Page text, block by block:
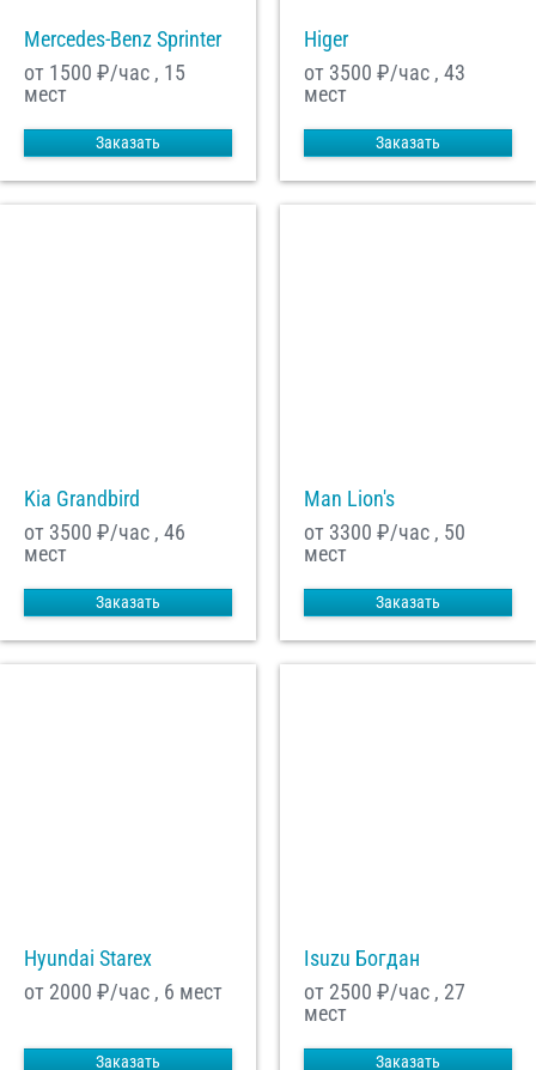
Mercedes-Benz Sprinter
от 1500 ₽/час , 15
мест
Заказать
Higer
от 3500 ₽/час , 43
мест
Заказать
Kia Grandbird
от 3500 ₽/час , 46
мест
Заказать
Man Lion's
от 3300 ₽/час , 50
мест
Заказать
Hyundai Starex
от 2000 ₽/час , 6 мест
Заказать
Isuzu Богдан
от 2500 ₽/час , 27
мест
Заказать